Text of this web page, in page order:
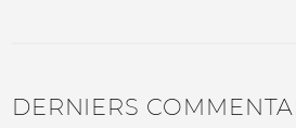
DERNIERS